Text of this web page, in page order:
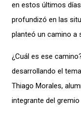
en estos últimos
profundizó en las
planteó un camino a
¿Cuál es ese
desarrollando el
Thiago Morales,
integrante del